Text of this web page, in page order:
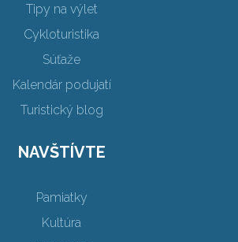
Tipy na výlet
Cykloturistika
Súťaže
Kalendár podujatí
Turistický blog
NAVŠTÍVTE
Pamiatky
Kultúra